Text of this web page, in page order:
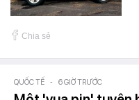
Chia sẻ
QUỐC TẾ - 6 GIỜ TRƯỚC